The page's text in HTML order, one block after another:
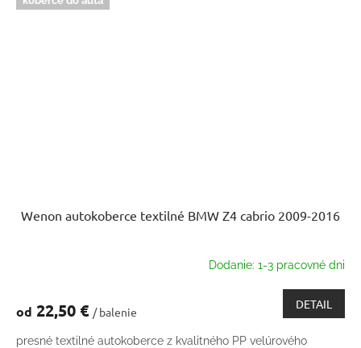
Wenon autokoberce textilné BMW Z4 cabrio 2009-2016
Dodanie: 1-3 pracovné dni
od 22,50 € / balenie
DETAIL
presné textilné autokoberce z kvalitného PP velúrového